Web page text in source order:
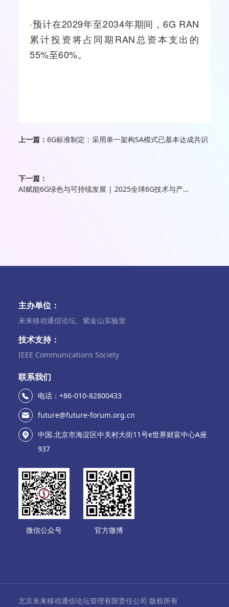
·预计在2029年至2034年期间，6G RAN
累计投资将占同期RAN总资本支出的
55%至60%。
上一篇： 6G标准制定：采用单一架构SA模式已基本达成共识
下一篇：
AI赋能6G绿色与可持续发展 | 2025全球6G技术与产业生态大会
主办单位：
未来移动通信论坛、紫金山实验室
技术支持：
IEEE Communications Society
联系我们
电话：+86-010-82800433
future@future-forum.org.cn
中国.北京市海淀区中关村大街11号e世界财富中心A座
937
微信公众号 官方微博
北京未来移动通信论坛管理有限责任公司 版权所有